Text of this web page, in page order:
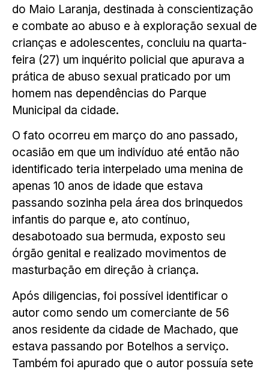
do Maio Laranja, destinada à conscientização
e combate ao abuso e à exploração sexual de
crianças e adolescentes, concluiu na quarta-
feira (27) um inquérito policial que apurava a
prática de abuso sexual praticado por um
homem nas dependências do Parque
Municipal da cidade.
O fato ocorreu em março do ano passado,
ocasião em que um indivíduo até então não
identificado teria interpelado uma menina de
apenas 10 anos de idade que estava
passando sozinha pela área dos brinquedos
infantis do parque e, ato contínuo,
desabotoado sua bermuda, exposto seu
órgão genital e realizado movimentos de
masturbação em direção à criança.
Após diligencias, foi possível identificar o
autor como sendo um comerciante de 56
anos residente da cidade de Machado, que
estava passando por Botelhos a serviço.
Também foi apurado que o autor possuía sete